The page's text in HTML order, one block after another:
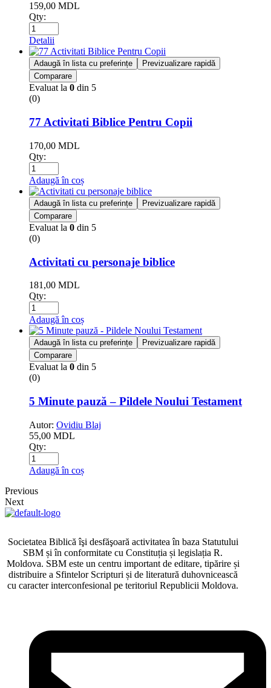
159,00 MDL
Qty:
Detalii
Adaugă în lista cu preferințe
Previzualizare rapidă
Comparare
Evaluat la 0 din 5
(0)
77 Activitati Biblice Pentru Copii
170,00 MDL
Qty:
Adaugă în coș
Adaugă în lista cu preferințe
Previzualizare rapidă
Comparare
Evaluat la 0 din 5
(0)
Activitati cu personaje biblice
181,00 MDL
Qty:
Adaugă în coș
Adaugă în lista cu preferințe
Previzualizare rapidă
Comparare
Evaluat la 0 din 5
(0)
5 Minute pauză – Pildele Noului Testament
Autor: Ovidiu Blaj
55,00 MDL
Qty:
Adaugă în coș
Previous
Next
Societatea Biblică îşi desfăşoară activitatea în baza Statutului
SBM și în conformitate cu Constituția și legislația R.
Moldova. SBM este un centru important de editare, tipărire și
distribuire a Sfintelor Scripturi și de literatură duhovnicească
cu caracter interconfesional pe teritoriul Republicii Moldova.